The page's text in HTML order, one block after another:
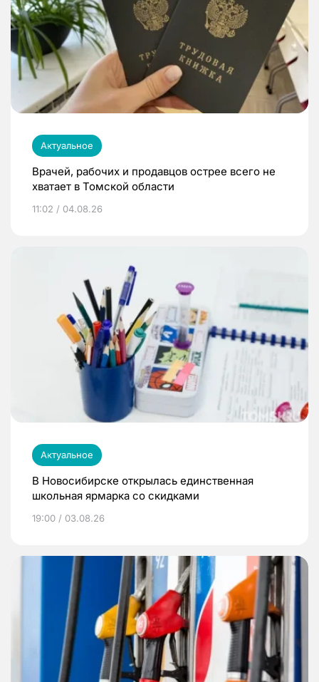
Актуальное
Врачей, рабочих и продавцов острее всего не
хватает в Томской области
11:02 / 04.08.26
Актуальное
В Новосибирске открылась единственная
школьная ярмарка со скидками
19:00 / 03.08.26